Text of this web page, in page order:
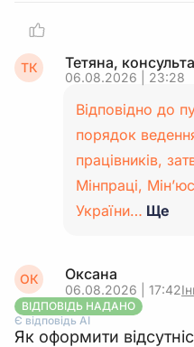
ТК Тетяна,
06.08.2026 | 23:28
Відповідно до
порядок
працівників,
Мінпраці,
України… Ще
ОК Оксана
06.08.2026 | 17:42
ВІДПОВІДЬ НАДАНО
Є відповідь АІ
Як оформити